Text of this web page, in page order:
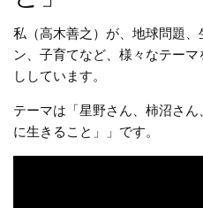
私（高木善之）が、地球問題
ン、子育てなど、様々なテー
ししています。
テーマは「星野さん、柿沼さ
に生きること」」です。